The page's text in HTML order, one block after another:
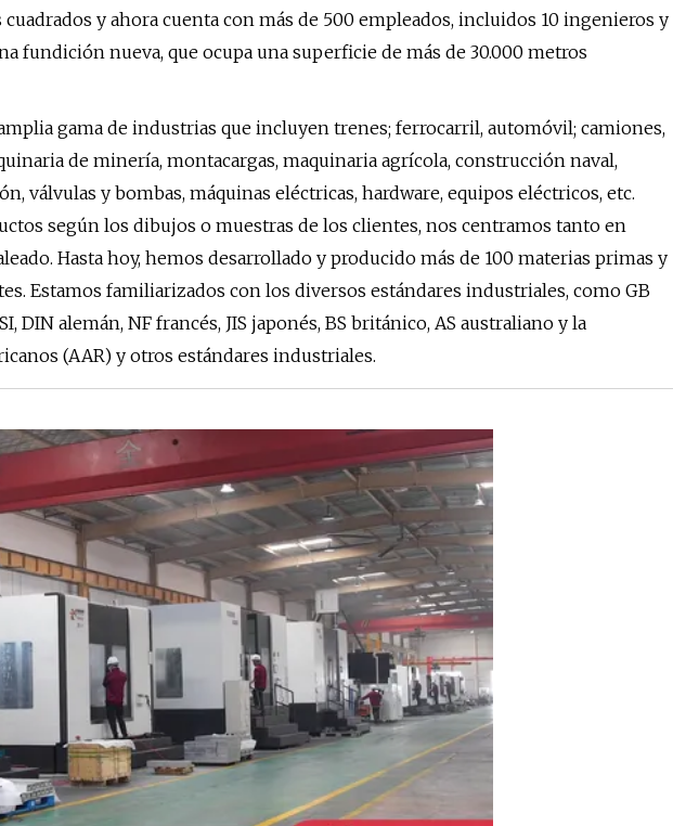
y ahora cuenta con más de 500 empleados, incluidos 10 ingenieros y
fundición nueva, que ocupa una superficie de más de 30.000 metros
gama de industrias que incluyen trenes; ferrocarril, automóvil; camiones,
de minería, montacargas, maquinaria agrícola, construcción naval,
válvulas y bombas, máquinas eléctricas, hardware, equipos eléctricos, etc.
según los dibujos o muestras de los clientes, nos centramos tanto en
Hasta hoy, hemos desarrollado y producido más de 100 materias primas y
Estamos familiarizados con los diversos estándares industriales, como GB
DIN alemán, NF francés, JIS japonés, BS británico, AS australiano y la
(AAR) y otros estándares industriales.